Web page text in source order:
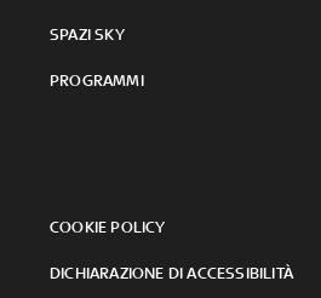
SPAZI SKY
PROGRAMMI
COOKIE POLICY
DICHIARAZIONE DI ACCESSIBILITÀ